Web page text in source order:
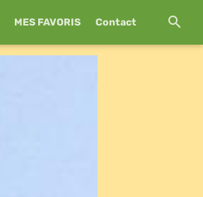
MES FAVORIS Contact